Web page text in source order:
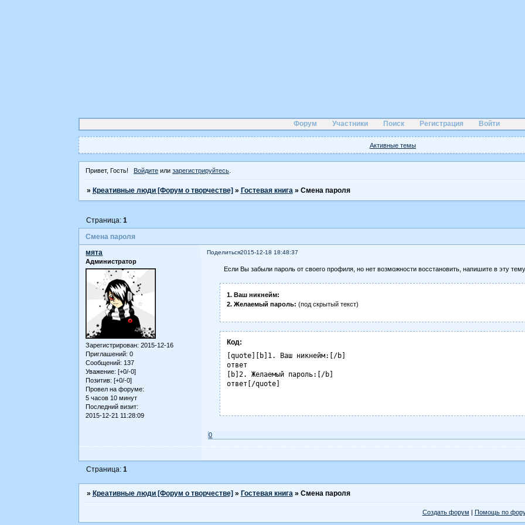
Форум Участники Поиск Регистрация Войти
Активные темы
Привет, Гость! Войдитеили зарегистрируйтесь.
» Креативные люди [Форум о творчестве] » Гостевая книга » Смена пароля
Смена пароля
Страница: 1
Поделиться2015-12-18 18:48:37
мята
Администратор
Зарегистрирован: 2015-12-16
Приглашений: 0
Сообщений: 137
Уважение: [+0/-0]
Позитив: [+0/-0]
Провел на форуме:
5 часов 10 минут
Последний визит:
2015-12-21 11:28:09
Если Вы забыли пароль от своего профиля, но нет возможности восстановить, напишите в эту
1. Ваш никнейм:
2. Желаемый пароль: (под скрытый текст)
Код:
[quote][b]1. Ваш никнейм:[/b]
ответ
[b]2. Желаемый пароль:[/b]
ответ[/quote]
0
Страница: 1
» Креативные люди [Форум о творчестве] » Гостевая книга » Смена пароля
Создать форум | Помощь по